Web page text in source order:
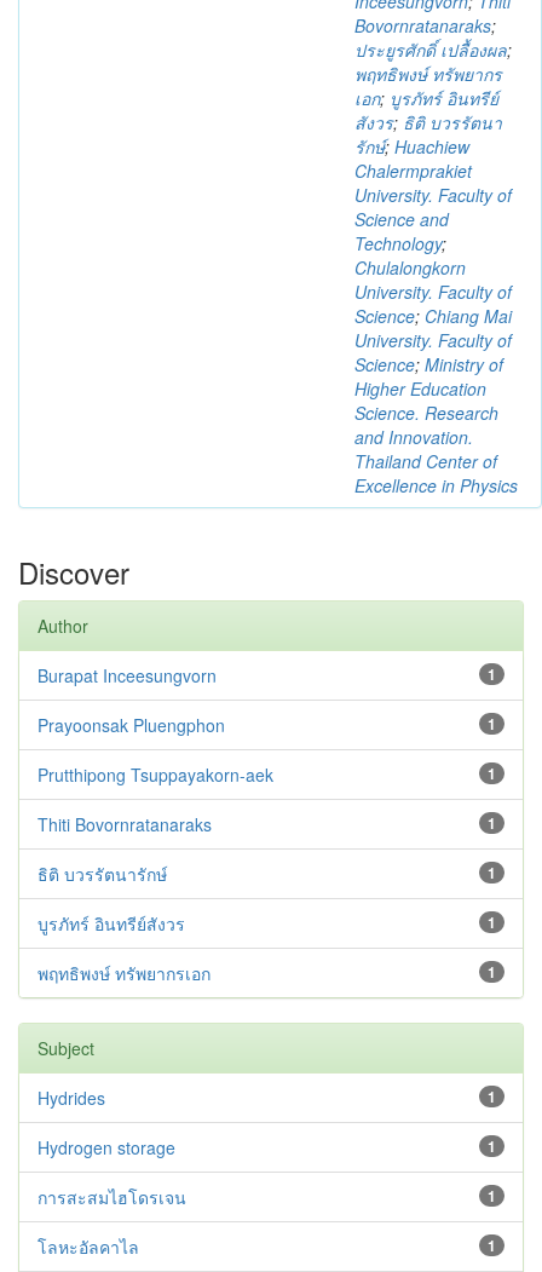
Bovornratanaraks;
ประยูรศักดิ์ เปลื้องผล;
พฤทธิพงษ์ ทรัพยากร
เอก; บูรภัทร์ อินทรีย์
สังวร; ธิติ บวรรัตนา
รักษ์; Huachiew
Chalermprakiet
University. Faculty of
Science and
Technology;
Chulalongkorn
University. Faculty of
Science; Chiang Mai
University. Faculty of
Science; Ministry of
Higher Education
Science. Research
and Innovation.
Thailand Center of
Excellence in Physics
Discover
Author
1
Burapat Inceesungvorn
1
Prayoonsak Pluengphon
1
Prutthipong Tsuppayakorn-aek
1
Thiti Bovornratanaraks
1
ธิติ บวรรัตนารักษ์
1
บูรภัทร์ อินทรีย์สังวร
1
พฤทธิพงษ์ ทรัพยากรเอก
Subject
1
Hydrides
1
Hydrogen storage
1
การสะสมไฮโดรเจน
1
โลหะอัลคาไล